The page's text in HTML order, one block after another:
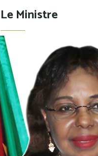
Demande de subvention
Le Ministre